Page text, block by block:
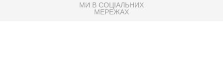
МИ В СОЦІАЛЬНИХ
МЕРЕЖАХ